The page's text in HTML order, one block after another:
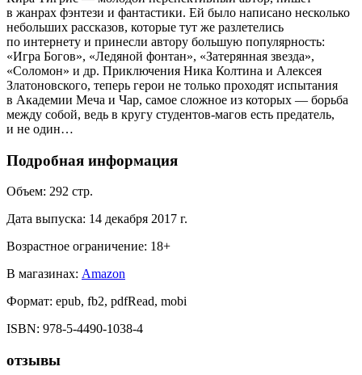
в жанрах фэнтези и фантастики. Ей было написано несколько
небольших рассказов, которые тут же разлетелись
по интернету и принесли автору большую популярность:
«Игра Богов», «Ледяной фонтан», «Затерянная звезда»,
«Соломон» и др. Приключения Ника Колтина и Алексея
Златоновского, теперь герои не только проходят испытания
в Академии Меча и Чар, самое сложное из которых — борьба
между собой, ведь в кругу студентов-магов есть предатель,
и не один…
Подробная информация
Объем: 292 стр.
Дата выпуска: 14 декабря 2017 г.
Возрастное ограничение: 18+
В магазинах: Amazon
Формат: epub, fb2, pdfRead, mobi
ISBN: 978-5-4490-1038-4
отзывы